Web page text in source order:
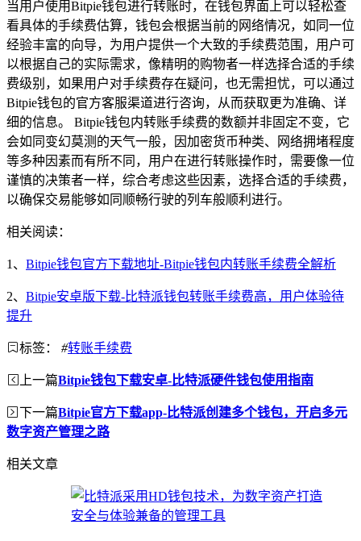
当用户使用Bitpie钱包进行转账时，在钱包界面上可以轻松查
看具体的手续费估算，钱包会根据当前的网络情况，如同一位
经验丰富的向导，为用户提供一个大致的手续费范围，用户可
以根据自己的实际需求，像精明的购物者一样选择合适的手续
费级别，如果用户对手续费存在疑问，也无需担忧，可以通过
Bitpie钱包的官方客服渠道进行咨询，从而获取更为准确、详
细的信息。 Bitpie钱包内转账手续费的数额并非固定不变，它
会如同变幻莫测的天气一般，因加密货币种类、网络拥堵程度
等多种因素而有所不同，用户在进行转账操作时，需要像一位
谨慎的决策者一样，综合考虑这些因素，选择合适的手续费，
以确保交易能够如同顺畅行驶的列车般顺利进行。
相关阅读：
1、 Bitpie钱包官方下载地址-Bitpie钱包内转账手续费全解析
2、 Bitpie安卓版下载-比特派钱包转账手续费高，用户体验待
提升
标签： #转账手续费
上一篇Bitpie钱包下载安卓-比特派硬件钱包使用指南
下一篇Bitpie官方下载app-比特派创建多个钱包，开启多元
数字资产管理之路
相关文章